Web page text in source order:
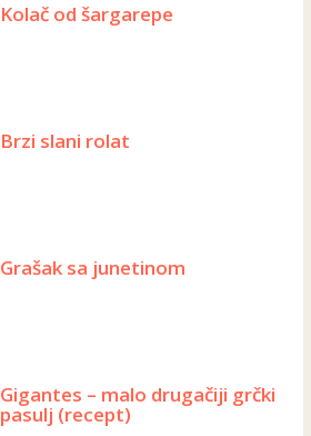
Kolač od šargarepe
Brzi slani rolat
Grašak sa junetinom
Gigantes – malo drugačiji grčki
pasulj (recept)